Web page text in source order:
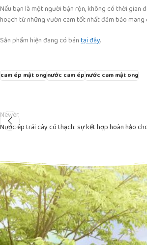
Nếu bạn là một người bận rộn, không có thời gian
hoạch từ những vườn cam tốt nhất đảm bảo
Sản phẩm hiện đang có bántại đây.
cam ép mật ongnước cam épnước cam mật ong
Newer
Nước ép trái cây có thạch: sự kết hợp hoàn hảo